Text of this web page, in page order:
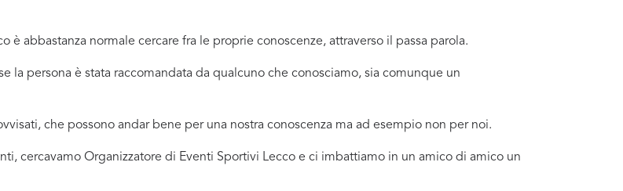
abbastanza normale cercare fra le proprie conoscenze, attraverso il passa parola.
la persona è stata raccomandata da qualcuno che conosciamo, sia comunque un
che possono andar bene per una nostra conoscenza ma ad esempio non per noi.
cercavamo Organizzatore di Eventi Sportivi Lecco e ci imbattiamo in un amico di amico un